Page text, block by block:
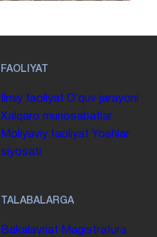
FAOLIYAT
Ilmiy faoliyat Oʻquv jarayoni
Xalqaro munosabatlar
Moliyaviy faoliyat Yoshlar
siyosati
TALABALARGA
Bakalavriat Magistratura